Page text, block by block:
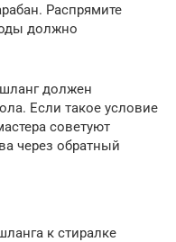
Распрямите
должно
должен
Если такое условие
советуют
через обратный
к стиралке